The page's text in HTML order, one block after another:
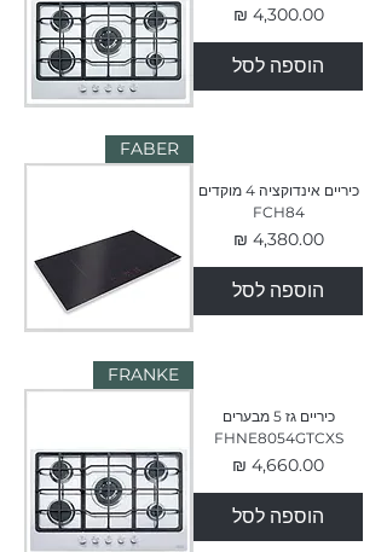
מחיר‏4,300.00 ‏₪
הוספה לסל
FABER
כיריים אינדוקציה 4 מוקדים
FCH84
מחיר‏4,380.00 ‏₪
הוספה לסל
FRANKE
כיריים גז 5 מבערים
FHNE8054GTCXS
מחיר
הוספה לסל